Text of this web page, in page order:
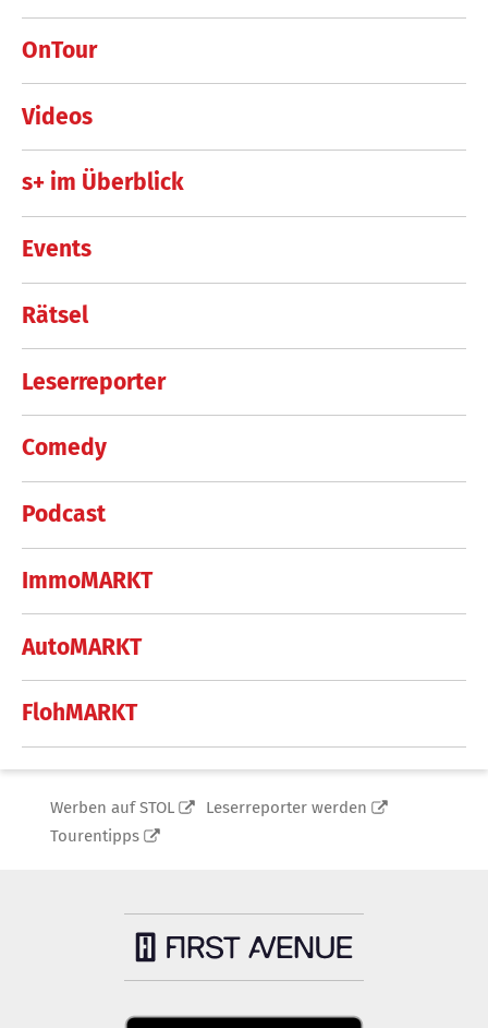
OnTour
Videos
s+ im Überblick
Events
Rätsel
Leserreporter
Comedy
Podcast
ImmoMARKT
AutoMARKT
FlohMARKT
Werben auf STOL
Leserreporter werden
Tourentipps